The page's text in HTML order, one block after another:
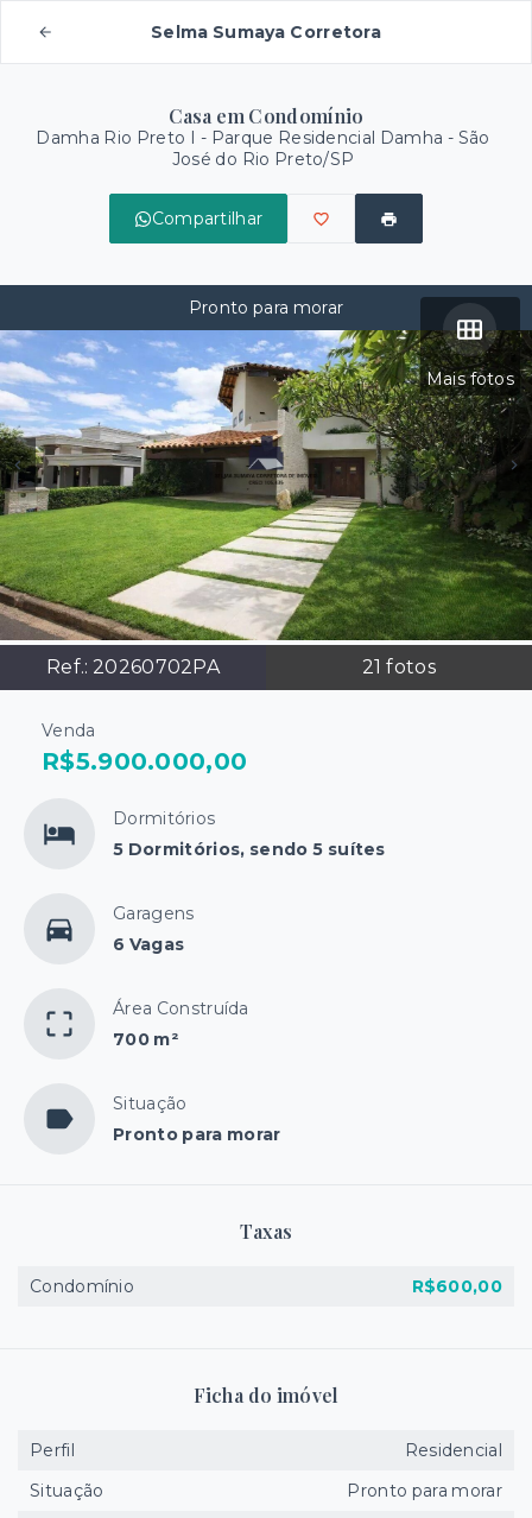
Selma Sumaya Corretora
Casa em Condomínio
Damha Rio Preto I - Parque Residencial Damha - São
José do Rio Preto/SP
Compartilhar
Mais fotos
Ref.: 20260702PA 21 fotos
Pronto para morar
Venda
R$5.900.000,00
Dormitórios
5 Dormitórios, sendo 5 suítes
Garagens
6 Vagas
Área Construída
700 m²
Situação
Pronto para morar
Taxas
Condomínio R$600,00
Ficha do imóvel
Perfil
Residencial
Situação
Pronto para morar